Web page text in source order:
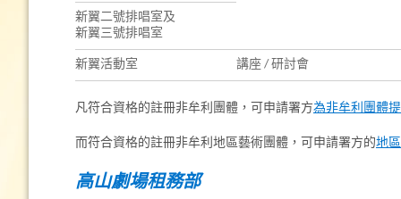
新翼二號排唱室及
新翼三號排唱室
新翼活動室 講座 / 研討會
凡符合資格的註冊非牟利團體，可申請署方為非牟利團體
而符合資格的註冊非牟利地區藝術團體，可申請署方的地
高山劇場租務部